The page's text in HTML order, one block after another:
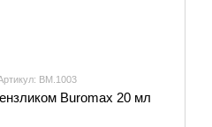
BM.1003
Buromax 20 мл